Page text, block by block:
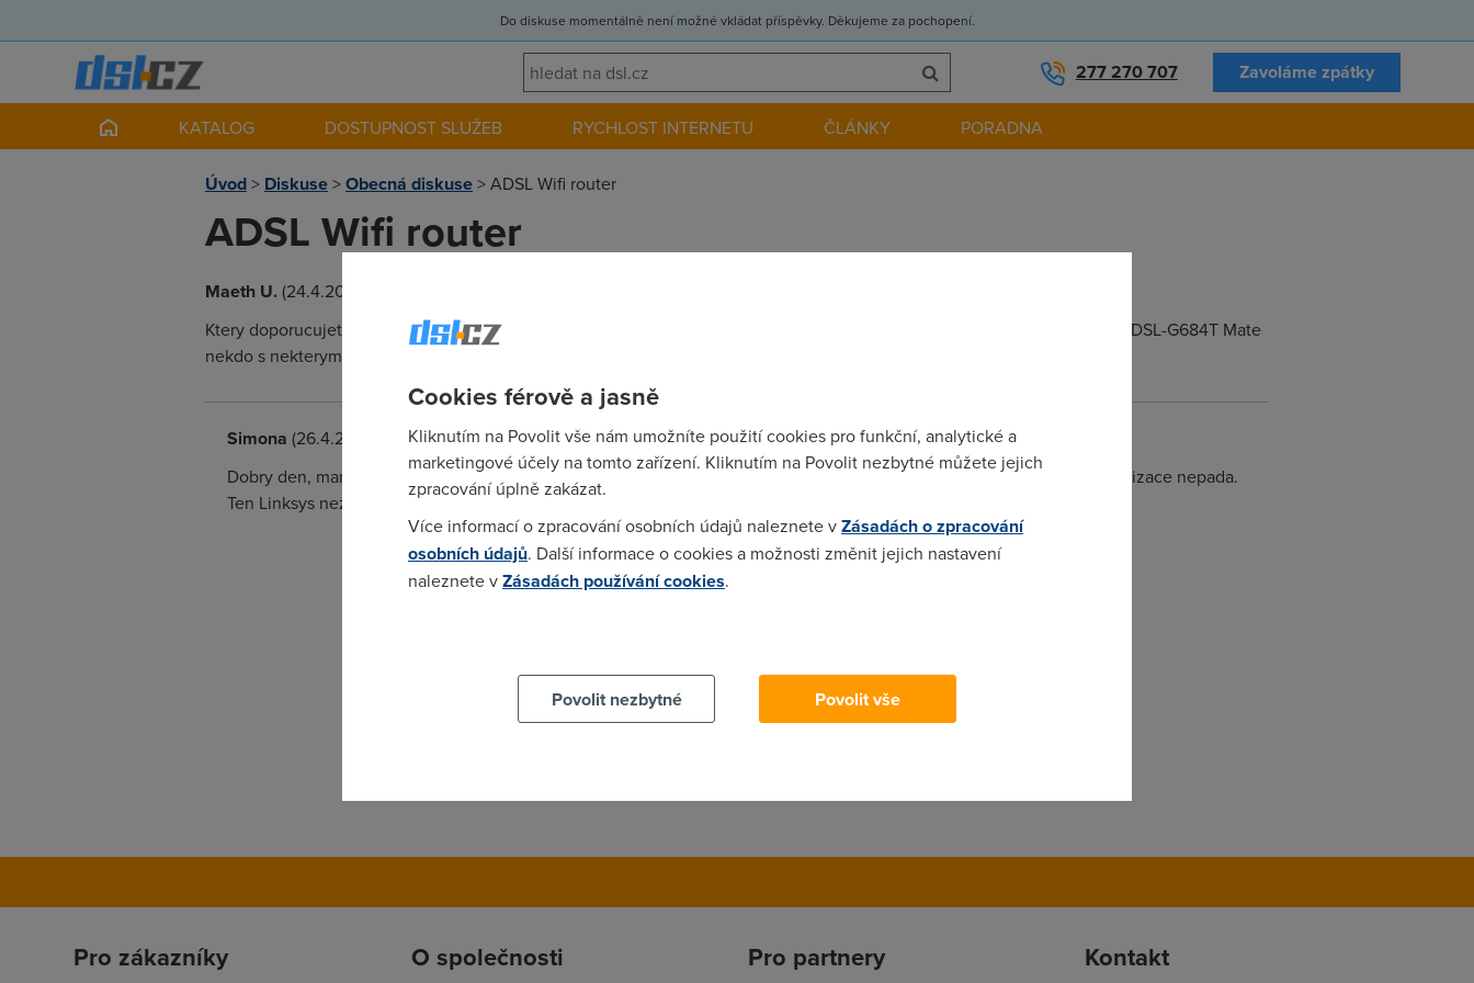
Do diskuse momentálně není možné vkládat příspěvky. Děkujeme za pochopení.
277 270 707 Zavoláme zpátky
KATALOG DOSTUPNOST SLUŽEB RYCHLOST INTERNETU ČLÁNKY PORADNA
Úvod> Diskuse>Obecná diskuse>ADSL Wifi router
ADSL Wifi router
Maeth U. (24.4.2007 21:52:50)
Ktery doporucujete, cca do 2000 Kc s DPH? Nasel jsem Linksys WAG200G Wireless-G ADSL Home Gateway nebo D-Link DSL-G684T Mate
nekdo s nekterym zkusenosti, kladne nebo zaporne? Diky
Simona (26.4.2007 11:12:17)
Dobry den, mam zkusenost s DSL-G684T, ktery mam od Telefonicy a musim rict, ze je fakt dobry, wifina drzi a synchronizace nepada.
Ten Linksys neznam, ale D-Link bude mit obecne lepsi pomer cena/vykon.
Pro zákazníky O společnosti Pro partnery Kontakt
Cookies férově a jasně
Kliknutím na Povolit vše nám umožníte použití cookies pro funkční, analytické a
marketingové účely na tomto zařízení. Kliknutím na Povolit nezbytné můžete jejich
zpracování úplně zakázat.
Více informací o zpracování osobních údajů naleznete vZásadách o zpracování
osobních údajů. Další informace o cookies a možnosti změnit jejich nastavení
naleznete vZásadách používání cookies.
Povolit nezbytné
Povolit vše